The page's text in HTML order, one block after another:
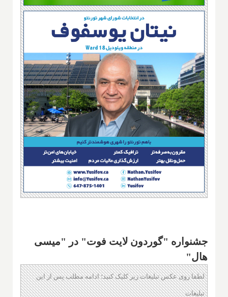
جشنواره "گوردون لایت فوت" در "میسی
هال"
لطفا روی عکس تبلیغات زیر کلیک کنید؛ ادامه مطلب پس از این
تبلیغات